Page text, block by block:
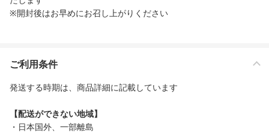
※開封後はお早めにお召し上がりください
ご利用条件
発送する時期は、商品詳細に記載しています
【配送ができない地域】
・日本国外、一部離島